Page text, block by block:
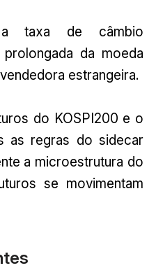
a taxa de câmbio
da moeda
estrangeira.
do KOSPI200 e o
as regras do sidecar
a microestrutura do
se movimentam